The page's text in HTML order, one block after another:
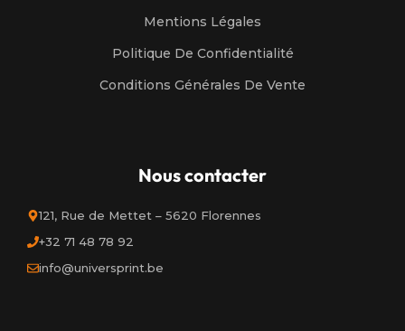
Mentions Légales
Politique De Confidentialité
Conditions Générales De Vente
Nous contacter
121, Rue de Mettet – 5620 Florennes
+32 71 48 78 92
info@universprint.be